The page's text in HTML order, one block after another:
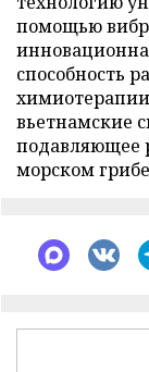
помощью
способность
вьетнамские
подавляющее
морском